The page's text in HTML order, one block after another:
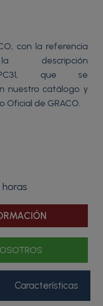
con la referencia
descripción
que se
nuestro catálogo y
Oficial de GRACO.
horas
Características